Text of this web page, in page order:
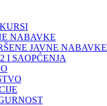
NABAVKE
JAVNE NABAVKE
I SAOPĆENJA